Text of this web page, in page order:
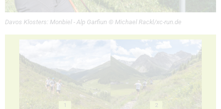
Davos Klosters: Monbiel - Alp Garfiun © Michael Rackl/xc-run.de
1 2